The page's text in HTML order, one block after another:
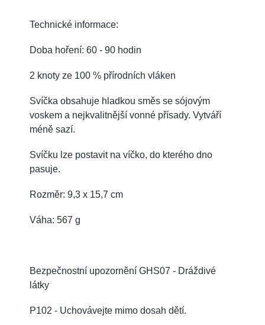
Technické informace:
Doba hoření: 60 - 90 hodin
2 knoty ze 100 % přírodních vláken
Svíčka obsahuje hladkou směs se sójovým
voskem a nejkvalitnější vonné přísady. Vytváří
méně sazí.
Svíčku lze postavit na víčko, do kterého dno
pasuje.
Rozměr: 9,3 x 15,7 cm
Váha: 567 g
Bezpečnostní upozornění GHS07 - Dráždivé
látky
P102 - Uchovávejte mimo dosah dětí.